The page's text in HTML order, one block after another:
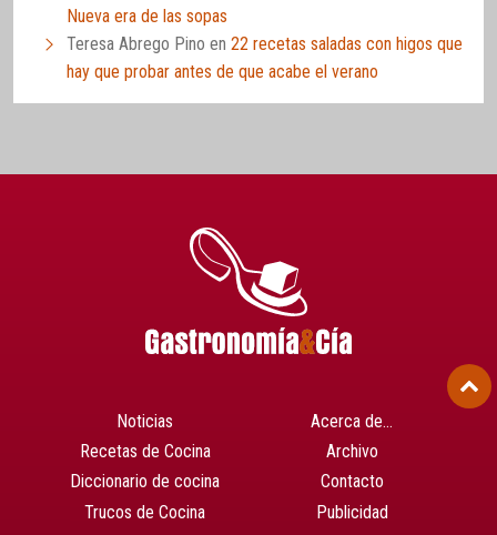
Nueva era de las sopas
Teresa Abrego Pino en 22 recetas saladas con higos que
hay que probar antes de que acabe el verano
Noticias
Recetas de Cocina
Diccionario de cocina
Trucos de Cocina
Acerca de…
Archivo
Contacto
Publicidad